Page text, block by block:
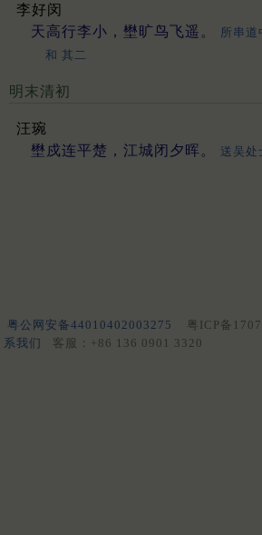
李好闵
天高行李小，壄旷鸟飞遥。
所串
和 其二
明末清初
汪琬
壄戍连平楚，江城闭夕晖。
送吴处
粤公网安备44010402003275 粤ICP备
系我们
客服：+86 136 0901 3320